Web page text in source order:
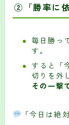
②「勝率に依
毎日勝っ
す。
すると「
切りを外
その一撃
「今日は絶